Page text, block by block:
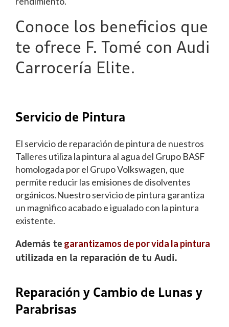
Conoce los beneficios que
te ofrece F. Tomé con Audi
Carrocería Elite.
Servicio de Pintura
El servicio de reparación de pintura de nuestros
Talleres utiliza la pintura al agua del Grupo BASF
homologada por el Grupo Volkswagen, que
permite reducir las emisiones de disolventes
orgánicos.Nuestro servicio de pintura garantiza
un magnifico acabado e igualado con la pintura
existente.
Además te garantizamos de por vida la pintura
utilizada en la reparación de tu Audi.
Reparación y Cambio de Lunas y
Parabrisas